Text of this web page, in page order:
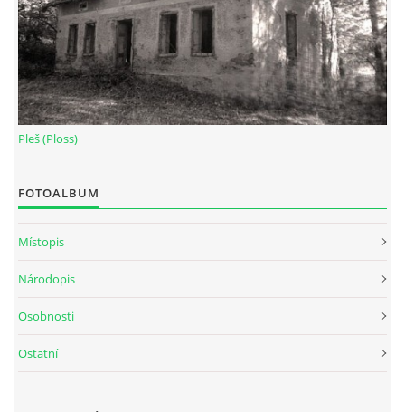
Pleš (Ploss)
FOTOALBUM
Místopis
Národopis
Osobnosti
Ostatní